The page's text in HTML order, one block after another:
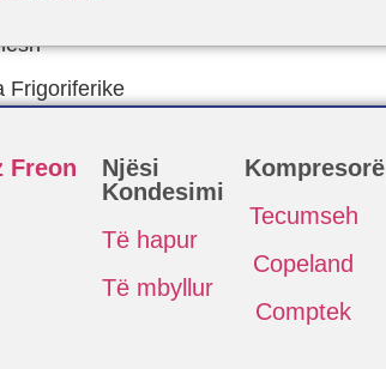
Frigoriferike
Freon
Njësi
Kondesimi
Të hapur
Të mbyllur
Kompresorë
Tecumseh
Copeland
Comptek